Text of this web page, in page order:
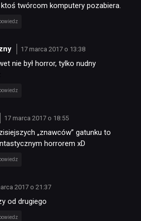
ktoś twórcom komputery pozabiera.
17 marca 2017 o 13:38
nie był horror, tylko nudny
17 marca 2017 o 18:55
„znawców” gatunku to
horrorem xD
2017 o 21:37
od drugiego